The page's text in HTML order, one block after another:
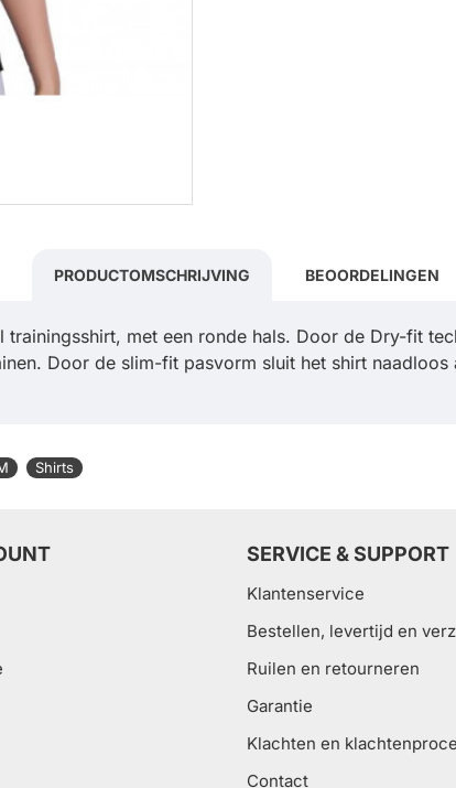
PRODUCTOMSCHRIJVING BEOORDELINGEN
trainingsshirt, met een ronde hals. Door de Dry-fit
Door de slim-fit pasvorm sluit het shirt
Shirts
SERVICE & SUPPORT
Klantenservice
Bestellen, levertijd en
Ruilen en retourneren
Garantie
Klachten en
Contact